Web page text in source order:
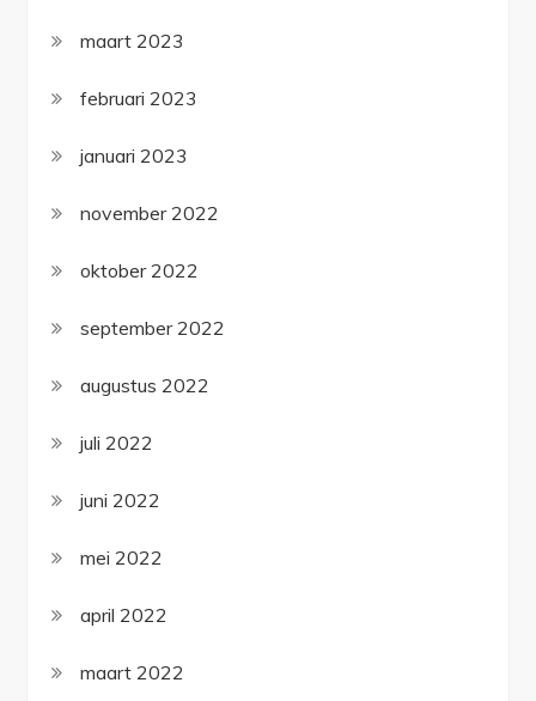
maart 2023
februari 2023
januari 2023
november 2022
oktober 2022
september 2022
augustus 2022
juli 2022
juni 2022
mei 2022
april 2022
maart 2022